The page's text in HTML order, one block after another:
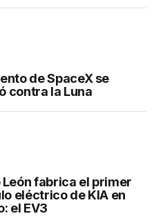
de SpaceX se
contra la Luna
León fabrica el primer
eléctrico de KIA en
el EV3